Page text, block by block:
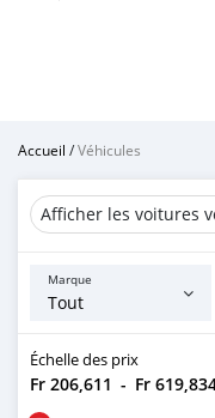
Accueil /Véhicules
Afficher les voitures
Marque
Échelle des prix
Fr 206,611 - Fr